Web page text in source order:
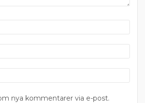
nya kommentarer via e-post.